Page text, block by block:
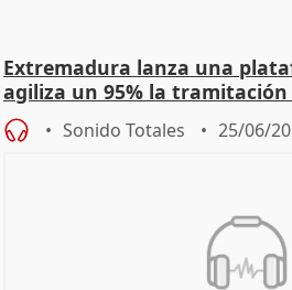
Extremadura lanza una
agiliza un 95% la tramitación
Sonido Totales 25/06/